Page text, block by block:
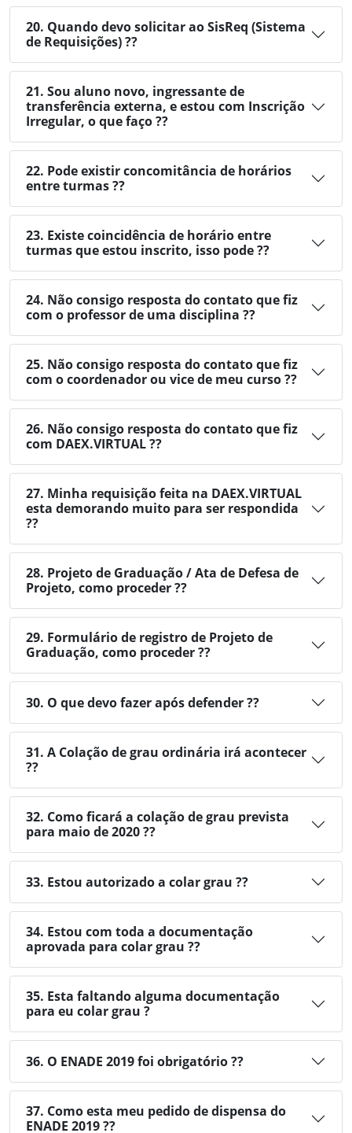
20. Quando devo solicitar ao SisReq (Sistema
de Requisições) ??
21. Sou aluno novo, ingressante de
transferência externa, e estou com Inscrição
Irregular, o que faço ??
22. Pode existir concomitância de horários
entre turmas ??
23. Existe coincidência de horário entre
turmas que estou inscrito, isso pode ??
24. Não consigo resposta do contato que fiz
com o professor de uma disciplina ??
25. Não consigo resposta do contato que fiz
com o coordenador ou vice de meu curso ??
26. Não consigo resposta do contato que fiz
com DAEX.VIRTUAL ??
27. Minha requisição feita na DAEX.VIRTUAL
esta demorando muito para ser respondida
??
28. Projeto de Graduação / Ata de Defesa de
Projeto, como proceder ??
29. Formulário de registro de Projeto de
Graduação, como proceder ??
30. O que devo fazer após defender ??
31. A Colação de grau ordinária irá acontecer
??
32. Como ficará a colação de grau prevista
para maio de 2020 ??
33. Estou autorizado a colar grau ??
34. Estou com toda a documentação
aprovada para colar grau ??
35. Esta faltando alguma documentação
para eu colar grau ?
36. O ENADE 2019 foi obrigatório ??
37. Como esta meu pedido de dispensa do
ENADE 2019 ??